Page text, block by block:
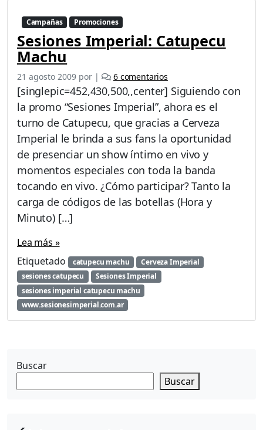
Campañas Promociones
Sesiones Imperial: Catupecu
Machu
21 agosto 2009 por | 6 comentariose
n
S
e
s
n
e
s
I
i
a
e
c
[singlepic=452,430,500,,center] Siguiendo con
la promo “Sesiones Imperial”, ahora es el
turno de Catupecu, que gracias a Cerveza
Imperial le brinda a sus fans la oportunidad
de presenciar un show íntimo en vivo y
momentos especiales con toda la banda
tocando en vivo. ¿Cómo participar? Tanto la
carga de códigos de las botellas (Hora y
Minuto) […]
Lea más »
Etiquetado
catupecu machu
Cerveza Imperial
sesiones catupecu
Sesiones Imperial
sesiones imperial catupecu machu
www.sesionesimperial.com.ar
Buscar
Buscar